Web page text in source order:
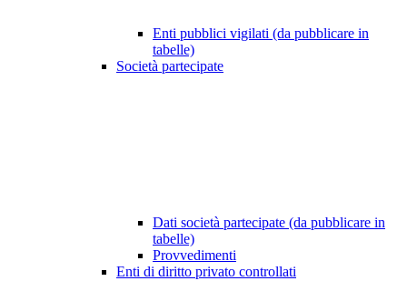
Enti pubblici vigilati (da pubblicare in
tabelle)
Società partecipate
Dati società partecipate (da pubblicare in
tabelle)
Provvedimenti
Enti di diritto privato controllati